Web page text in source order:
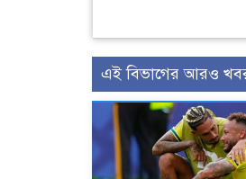
এই বিভাগের আরও